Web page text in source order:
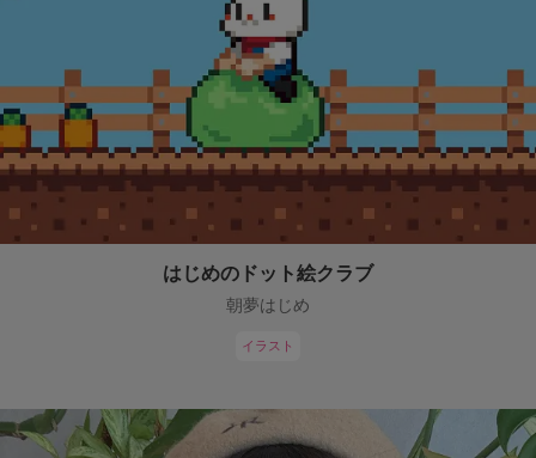
はじめのドット絵クラブ
朝夢はじめ
イラスト